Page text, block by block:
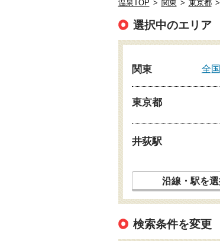
温泉TOP > 関東 > 東京都 >
選択中のエリア
関東 全
東京都
井荻駅
沿線・駅を
検索条件を変更